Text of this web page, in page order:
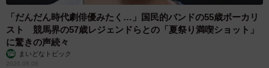
について知らない方でも読めるようにと意識しています。
出来ているかはわかりませんが…。
「だんだん時代劇俳優みたく…」国民的バンドの55歳ボーカリ
スト 競馬界の57歳レジェンドらとの「夏祭り満喫ショット」
に驚きの声続々
まいどなトピック
2026.08.08